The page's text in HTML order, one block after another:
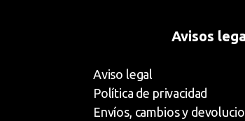
Avisos
Aviso legal
Política de privacidad
Envíos, cambios y